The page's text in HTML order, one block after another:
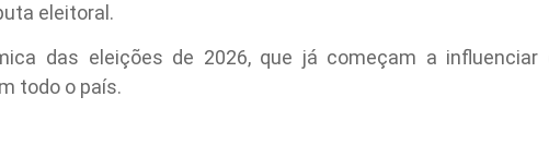
eleitoral.
das eleições de 2026, que já começam a influenciar
todo o país.